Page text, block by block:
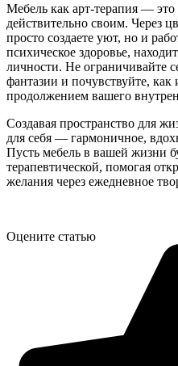
Мебель как арт-терапия —
действительно своим. Через
просто создаете уют, но и
психическое здоровье,
личности. Не ограничивайте
фантазии и почувствуйте, как
продолжением вашего
Создавая пространство для
для себя — гармоничное,
Пусть мебель в вашей жизни
терапевтической, помогая
желания через ежедневное
Оцените статью